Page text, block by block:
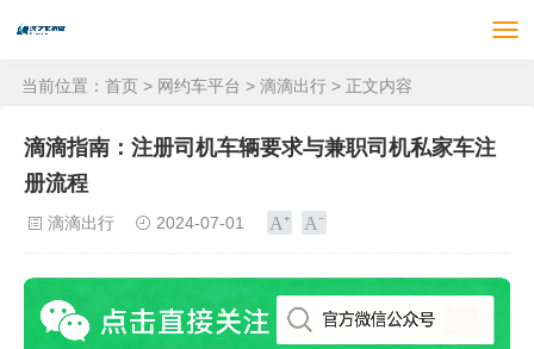
当前位置： 首页 > 网约车平台 > 滴滴出行 > 正文内容
滴滴指南：注册司机车辆要求与兼职司机私家车注
册流程
滴滴出行 2024-07-01